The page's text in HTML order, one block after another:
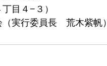
目４−３）
実行委員長　荒木紫帆）